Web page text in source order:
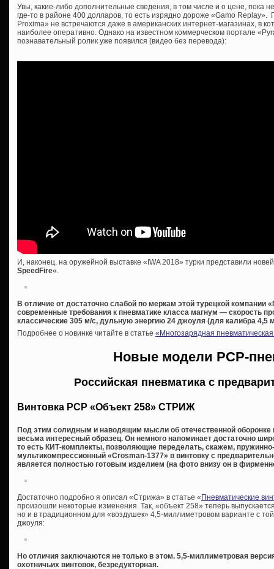
Увы, какие-либо дополнительные сведения, в том числе и о цене, пока
где-то в районе 400 долларов, то есть изрядно дороже «Gamo
Proxima» не встречаются даже в американских интернет-магазинах, в
наиболее оперативно. Однако на известном коммерческом портале
познавательный ролик уже появился (видео без перевода):
И, наконец, на оружейной выставке «IWA 2018» турки представили
SpeedFire«.
В отличие от достаточно слабой по меркам этой турецкой компании
современные требования к пневматике класса магнум — скорость
классические 305 м/с, дульную энергию 24 джоуля (для калибра 4,5
Подробнее о новинке читайте в статье «Многозарядная
Новые модели PCP-
Российская пневматика с
Винтовка РСР «Объект 258» СТРИЖ
Под этим солидным и наводящим мысли об отечественной оборонке
весьма интересный образец. Он немного напоминает достаточно
то есть КИТ-комплекты, позволяющие переделать, скажем,
мультикомпрессионный «Crosman-1377» в винтовку с
является полностью готовым изделием (на фото внизу он в
Достаточно подробно я описал «Стрижа» в статье « Пневматические
произошли некоторые изменения. Так, «объект 258» теперь
но и в традиционном для «воздушек» 4,5-миллиметровом варианте с
джоуля:
Но отличия заключаются не только в этом. 5,5-миллиметровая
охотничьих винтовок, безредукторная.